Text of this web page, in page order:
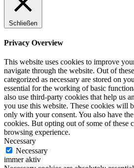
Schließen
Privacy Overview
This website uses cookies to improve
navigate through the website. Out of
categorized as necessary are stored on
essential for the working of basic
also use third-party cookies that help us
you use this website. These cookies will
only with your consent. You also have
cookies. But opting out of some of these
browsing experience.
Necessary
Necessary
immer aktiv